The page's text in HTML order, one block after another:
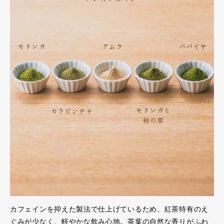
カフェインを抑えた製法で仕上げているため、紅茶特有のえ
ぐみが少なく、軽やかな飲み心地。茶葉の自然な香りがふわ